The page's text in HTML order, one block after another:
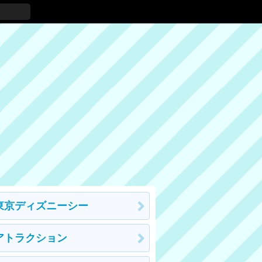
京ディズニーシー
トラクション